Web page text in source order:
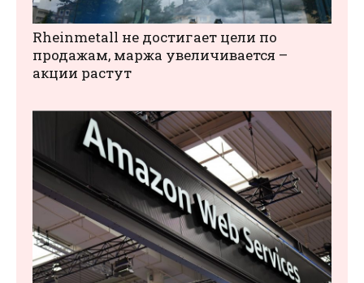
Rheinmetall не достигает цели по
продажам, маржа увеличивается –
акции растут